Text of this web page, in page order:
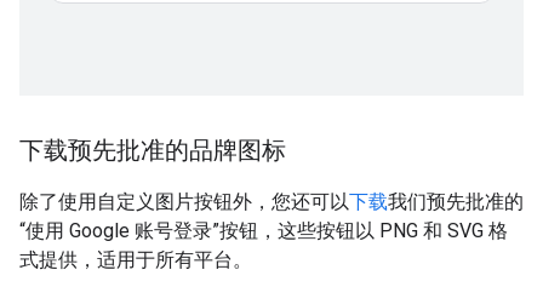
下载预先批准的品牌图标
除了使用自定义图片按钮外，您还可以下载我们预先批准的
“使用 Google 账号登录”按钮，这些按钮以 PNG 和 SVG 格
式提供，适用于所有平台。